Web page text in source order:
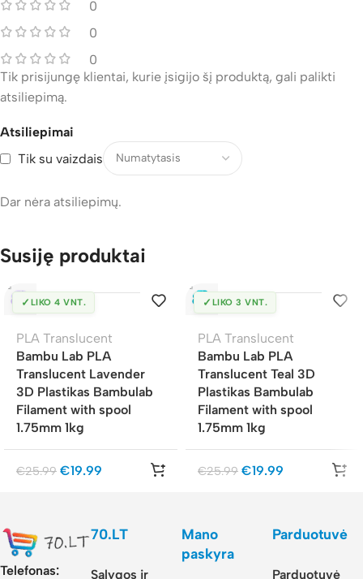
0
0
0
Atsiliepimai
Tik su vaizdais
Dar nėra atsiliepimų.
Tik prisijungę klientai, kurie įsigijo šį produktą, gali palikti
atsiliepimą.
Susiję produktai
✓ LIKO 4 VNT.
PLA Translucent
Bambu Lab PLA
Translucent Lavender
3D Plastikas Bambulab
Filament with spool
1.75mm 1kg
€25.99 €19.99
✓ LIKO 3 VNT.
PLA Translucent
Bambu Lab PLA
Translucent Teal 3D
Plastikas Bambulab
Filament with spool
1.75mm 1kg
€25.99 €19.99
Telefonas:
70.LT
Sąlygos ir
Mano
paskyra
Parduotuvė
Parduotuvė